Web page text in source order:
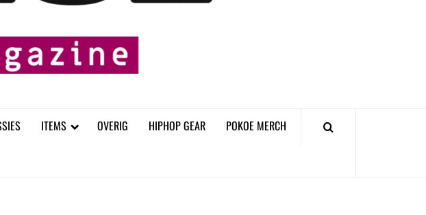
ITEMS OVERIG HIPHOP GEAR POKOE MERCH